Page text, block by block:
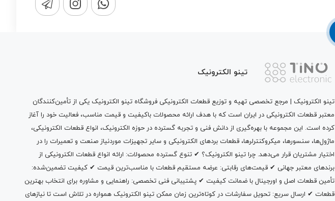
تینو الکترونیک
تینو الکترونیک | مرجع تخصصی تهیه و توزیع قطعات الکترونیکی فروشگاه تینو الکترونیک یکی از تأمین‌کنندگان
معتبر قطعات الکترونیکی در ایران است که با هدف ارائه محصولات باکیفیت و قیمت مناسب، فعالیت خود را آغاز
کرده است. این مجموعه با بهره‌گیری از دانش فنی و تجربه گسترده در حوزه الکترونیک، انواع قطعات الکترونیکی،
ماژول‌ها، سنسورها، میکروکنترلرها، قطعات بردهای الکترونیکی و سایر تجهیزات موردنیاز صنعت و تعمیرات را در
اختیار مشتریان قرار می‌دهد. چرا تینو الکترونیک؟ ✔ تنوع گسترده محصولات: ارائه انواع قطعات الکترونیکی از
برندهای معتبر جهانی ✔ قیمت‌های رقابتی: عرضه مستقیم قطعات با مناسب‌ترین قیمت ✔ کیفیت تضمین‌شده:
تأمین قطعات اصل و اورجینال با ضمانت کیفیت ✔ پشتیبانی فنی تخصصی: راهنمایی و مشاوره برای انتخاب بهترین
قطعات ✔ ارسال سریع: تحویل سفارشات در کوتاه‌ترین زمان ممکن تینو الکترونیک همواره در تلاش است تا نیازهای